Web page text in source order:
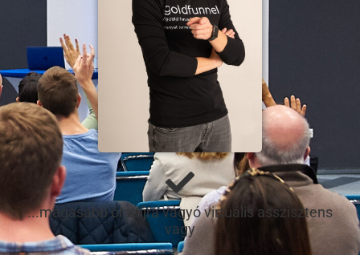
...magasabb óradíjra vágyó virtuális asszisztens
vagy